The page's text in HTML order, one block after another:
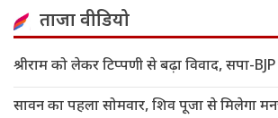
ताजा वीडियो
श्रीराम को लेकर टिप्पणी से बढ़ा विवाद, सपा-
सावन का पहला सोमवार, शिव पूजा से मिलेगा